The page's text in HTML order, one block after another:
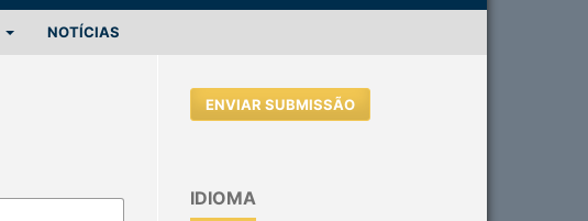
NOTÍCIAS
ENVIAR SUBMISSÃO
IDIOMA